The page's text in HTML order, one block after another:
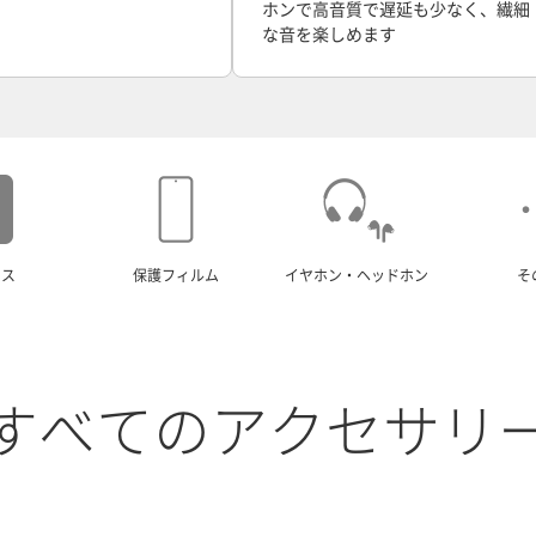
ホンで高音質で遅延も少なく、繊細
な音を楽しめます
保護フィルム イヤホン・ヘッドホン そ
べてのアクセサリ